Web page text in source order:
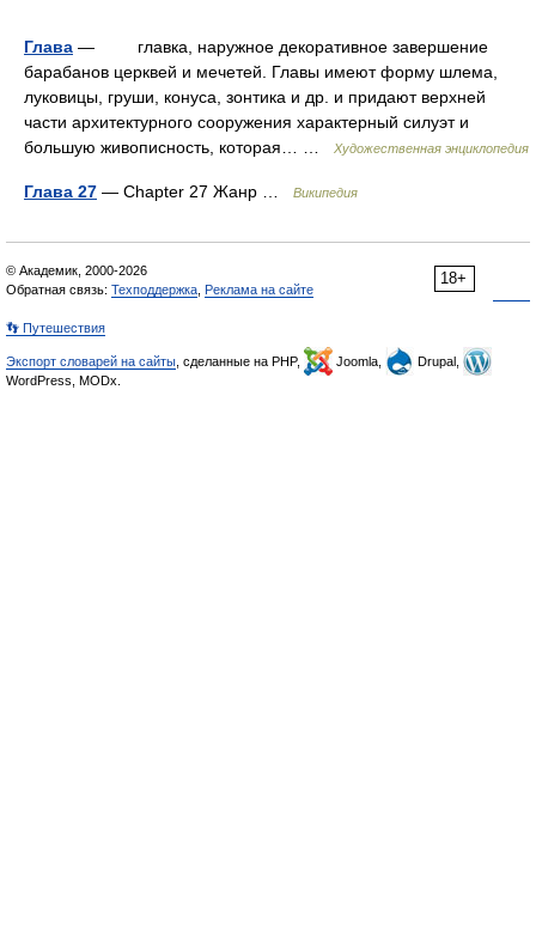
Глава — главка, наружное декоративное завершение
барабанов церквей и мечетей. Главы имеют форму шлема,
луковицы, груши, конуса, зонтика и др. и придают верхней
части архитектурного сооружения характерный силуэт и
большую живописность, которая… …
Художественная энциклопедия
Глава 27 — Chapter 27 Жанр … Википедия
18+
© Академик, 2000-2026
Обратная связь: Техподдержка Реклама на сайте
👣 Путешествия
Экспорт словарей на сайты , сделанные на PHP, Joomla,
Drupal,
WordPress, MODx.